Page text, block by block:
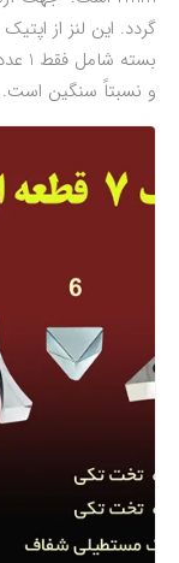
گردد. این لنز از
و نسبتاً سنگین است. (84